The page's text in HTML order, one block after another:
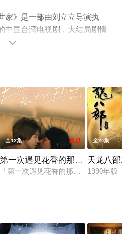
家》是一部由刘立立导演执
中国台湾电视剧，大结局剧情
免费观看高清未删减完整版电
了解。

小接班人遇上王牌礼仪师，展开
全12集 8.0
第一次遇见花香的那刻2
「第一次遇见花香的那刻」将推出第
全20集
天龙八
1990年版